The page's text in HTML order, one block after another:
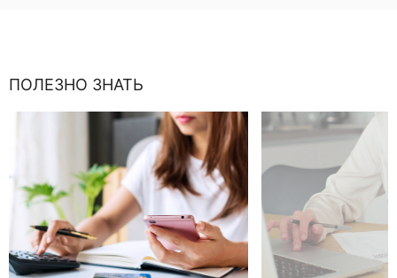
ПОЛЕЗНО ЗНАТЬ